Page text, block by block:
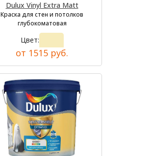
Dulux Vinyl Extra Matt
Краска для стен и потолков
глубокоматовая
Цвет:
от 1515 руб.